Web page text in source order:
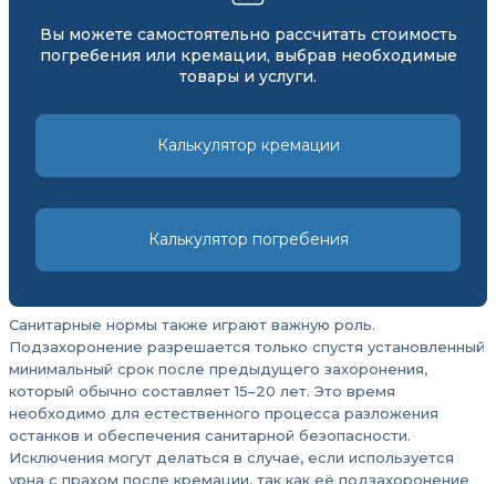
Вы можете самостоятельно рассчитать стоимость
погребения или кремации, выбрав необходимые
товары и услуги.
Калькулятор кремации
Калькулятор погребения
Санитарные нормы также играют важную роль.
Подзахоронение разрешается только спустя установленный
минимальный срок после предыдущего захоронения,
который обычно составляет 15–20 лет. Это время
необходимо для естественного процесса разложения
останков и обеспечения санитарной безопасности.
Исключения могут делаться в случае, если используется
урна с прахом после кремации, так как её подзахоронение